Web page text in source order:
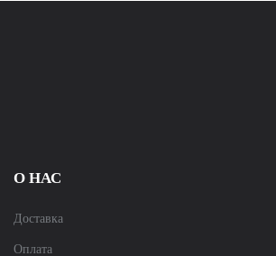
О НАС
Доставка
Оплата